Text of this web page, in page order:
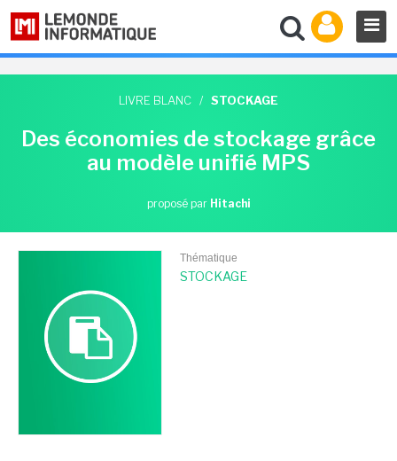
LIVRE BLANC / STOCKAGE
Des économies de stockage grâce
au modèle unifié MPS
proposé par Hitachi
Thématique
STOCKAGE